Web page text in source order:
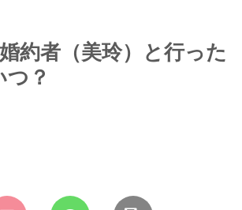
約者（美玲）と行った
？